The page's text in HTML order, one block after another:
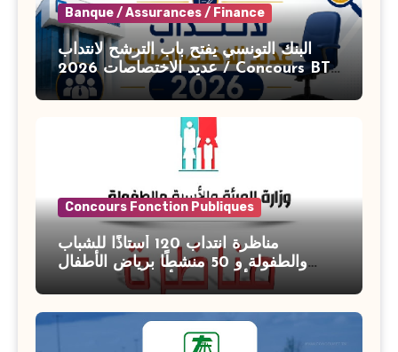
Banque / Assurances / Finance
البنك التونسي يفتح باب الترشح لانتداب
عديد الاختصاصات 2026 / Concours BT
Banque de Tunisie 2026
Concours Fonction Publiques
مناظرة انتداب 120 أستاذًا للشباب
والطفولة و 50 منشطًا برياض الأطفال
بوزارة الأسرة والمرأة والطفولة وكبار